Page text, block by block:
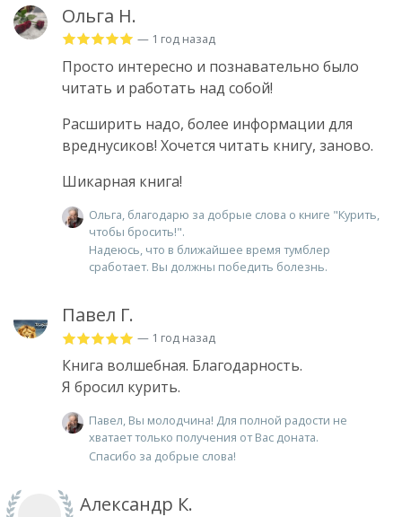
Ольга Н.
— 1 год назад
Просто интересно и познавательно было
читать и работать над собой!
Расширить надо, более информации для
вреднусиков! Хочется читать книгу, заново.
Шикарная книга!
Ольга, благодарю за добрые слова о книге "Курить,
чтобы бросить!".
Надеюсь, что в ближайшее время тумблер
сработает. Вы должны победить болезнь.
Павел Г.
— 1 год назад
Книга волшебная. Благодарность.
Я бросил курить.
Павел, Вы молодчина! Для полной радости не
хватает только получения от Вас доната.
Спасибо за добрые слова!
Александр К.